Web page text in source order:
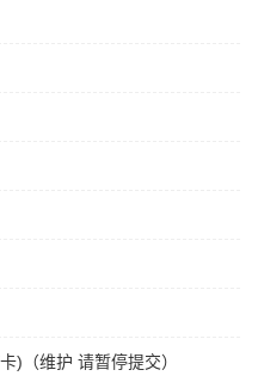
)（维护 请暂停提交）